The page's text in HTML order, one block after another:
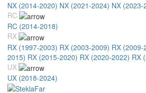
NX (2014-2020) NX (2021-2024) NX (2023-
RC
RC (2014-2018)
RX
RX (1997-2003) RX (2003-2009) RX (2009-
2015) RX (2015-2020) RX (2020-2022) RX
UX
UX (2018-2024)